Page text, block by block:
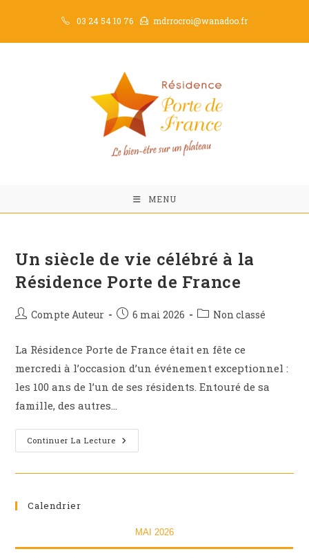
content
03 24 54 10 76 mdrrocroi@wanadoo.fr
MENU
Un siècle de vie célébré à la
Résidence Porte de France
Auteur/autrice
la
publication :
Compte Auteur
Publication
6 mai 2026
PostNon classé
La Résidence Porte de France était en fête ce
mercredi à l’occasion d’un événement exceptionnel :
les 100 ans de l’un de ses résidents. Entouré de sa
famille, des autres…
Continuer La Lecture Un
Siècle
France
Calendrier
MAI 2026